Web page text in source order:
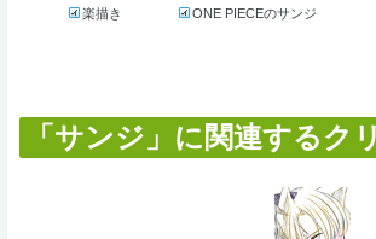
楽描き ONE PIECEのサンジ
「サンジ」に関連するク